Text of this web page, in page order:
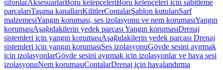
sifonlarAksesuarlarBoru kelepçeleriBoru kelepçeleri için sabitleme
parçalarıTaşıma kanallarıKilitlerContalarŞablon kutularıSarf
malzemesiYangın koruması, ses izolasyonu ve nem korumasıYangın
korumasıAşağıdakilerin yedek parçası Yangın korumasıDrenaj
sistemleri için yangın korumasıAşağıdakilerin yedek parçası Drenaj
sistemleri için yangın korumasıSes izolasyonuGövde sesini ayırmak
için izolasyonlarGövde sesini ayırmak için izolasyonlar ve hava sesi
izolasyonuNem korumasıContalarDrenaj için havalandırma